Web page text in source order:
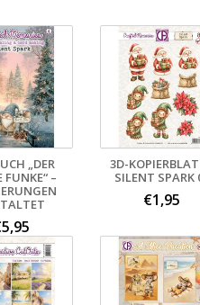
„DER
FUNKE“ –
3D-
SILENT SPARK
€1,95